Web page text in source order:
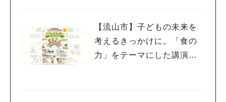
【流山市】子どもの未来を
考えるきっかけに。「食の
力」をテーマにした講演会